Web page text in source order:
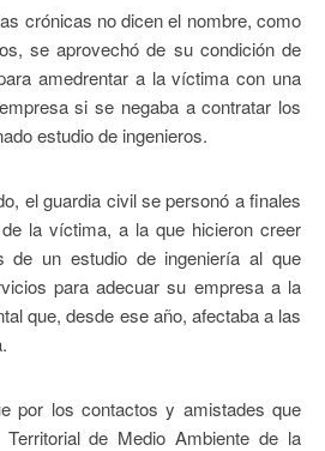
crónicas no dicen el nombre, como
se aprovechó de su condición de
amedrentar a la víctima con una
si se negaba a contratar los
estudio de ingenieros.
el guardia civil se personó a finales
la víctima, a la que hicieron creer
de un estudio de ingeniería al que
para adecuar su empresa a la
que, desde ese año, afectaba a las
por los contactos y amistades que
de Medio Ambiente de la